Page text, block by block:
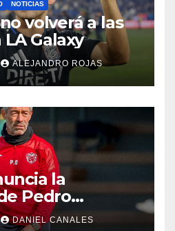
NOTICIAS
volverá a las
Galaxy
ALEJANDRO ROJAS
la
Pedro
DANIEL CANALES